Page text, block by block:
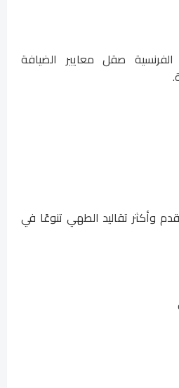
صقل معايير الضيافة
وأكثر تقاليد الطهي تنوعًا في